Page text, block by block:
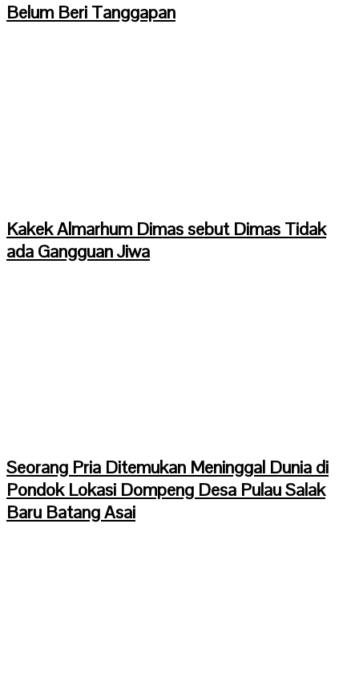
Belum Beri Tanggapan
Kakek Almarhum Dimas sebut Dimas Tidak
ada Gangguan Jiwa
Seorang Pria Ditemukan Meninggal Dunia di
Pondok Lokasi Dompeng Desa Pulau Salak
Baru Batang Asai